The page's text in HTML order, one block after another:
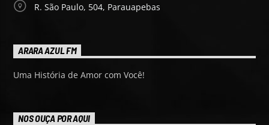
R. São Paulo, 504, Parauapebas
ARARA AZUL FM
Uma História de Amor com Você!
NOS OUÇA POR AQUI